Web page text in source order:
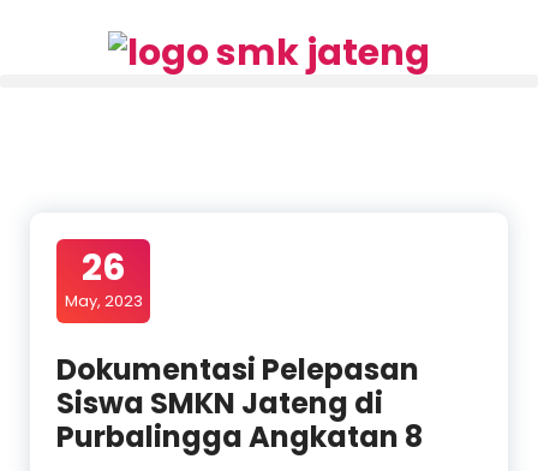
26
May, 2023
Dokumentasi Pelepasan
Siswa SMKN Jateng di
Purbalingga Angkatan 8